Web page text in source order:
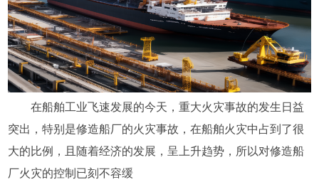
在船舶工业飞速发展的今天，重大火灾事故的发生日益
突出，特别是修造船厂的火灾事故，在船舶火灾中占到了很
大的比例，且随着经济的发展，呈上升趋势，所以对修造船
厂火灾的控制已刻不容缓